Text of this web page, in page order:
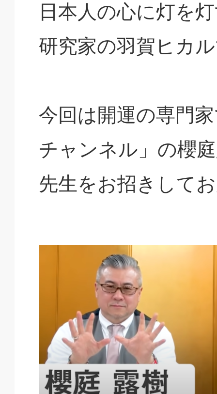
日本人の心に灯を
研究家の羽賀ヒカ
今回は開運の専門
チャンネル」の櫻
先生をお招きして